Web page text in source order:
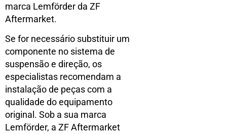
marca Lemförder da ZF
Aftermarket.
Se for necessário substituir um
componente no sistema de
suspensão e direção, os
especialistas recomendam a
instalação de peças com a
qualidade do equipamento
original. Sob a sua marca
Lemförder, a ZF Aftermarket